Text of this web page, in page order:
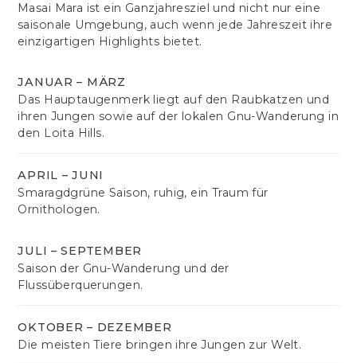
Masai Mara ist ein Ganzjahresziel und nicht nur eine
saisonale Umgebung, auch wenn jede Jahreszeit ihre
einzigartigen Highlights bietet.
JANUAR – MÄRZ
Das Hauptaugenmerk liegt auf den Raubkatzen und
ihren Jungen sowie auf der lokalen Gnu-Wanderung in
den Loita Hills.
APRIL – JUNI
Smaragdgrüne Saison, ruhig, ein Traum für
Ornithologen.
JULI – SEPTEMBER
Saison der Gnu-Wanderung und der
Flussüberquerungen.
OKTOBER – DEZEMBER
Die meisten Tiere bringen ihre Jungen zur Welt.